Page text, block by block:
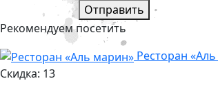
Отправить
Рекомендуем посетить
Ресторан
Скидка: 13